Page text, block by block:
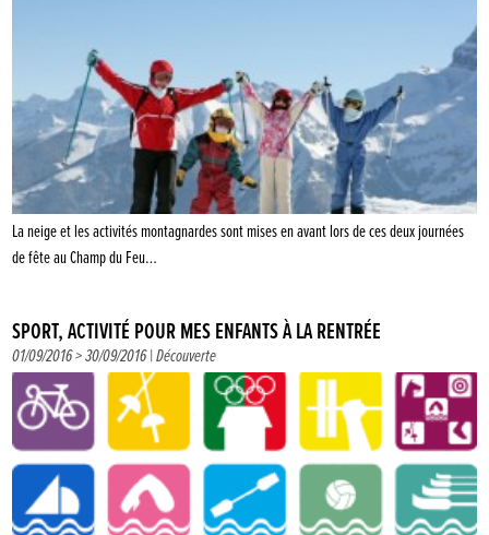
La neige et les activités montagnardes sont mises en avant lors de ces deux journées
de fête au Champ du Feu…
SPORT, ACTIVITÉ POUR MES ENFANTS À LA RENTRÉE
01/09/2016 > 30/09/2016 |Découverte